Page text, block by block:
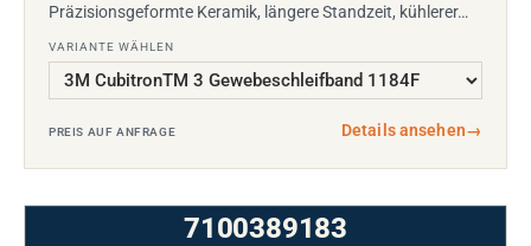
Präzisionsgeformte Keramik, längere Standzeit, kühlerer…
VARIANTE WÄHLEN
PREIS AUF ANFRAGE Details ansehen→
7100389183